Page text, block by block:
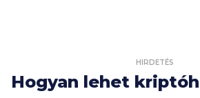
HIRDETÉS
Hogyan lehet